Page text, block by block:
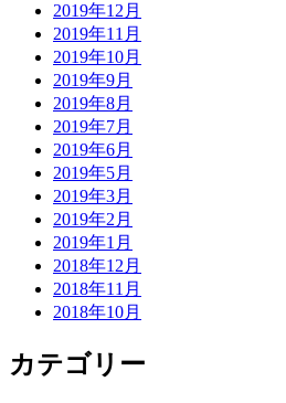
2019年12月
2019年11月
2019年10月
2019年9月
2019年8月
2019年7月
2019年6月
2019年5月
2019年3月
2019年2月
2019年1月
2018年12月
2018年11月
2018年10月
カテゴリー